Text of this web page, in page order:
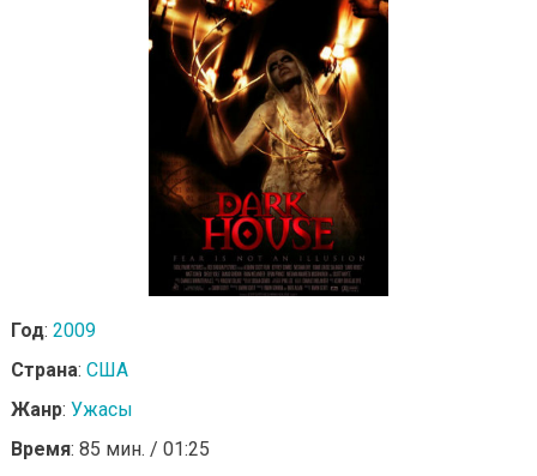
Год: 2009
Страна: США
Жанр: Ужасы
Время: 85 мин. / 01:25